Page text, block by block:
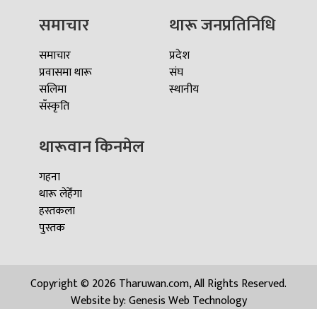
समाचार
समाचार
प्रवासमा थारू
सलिमा
सँस्कृति
थारू जनप्रतिनिधि
प्रदेश
संघ
स्थानीय
थारूवान किनमेल
गहना
थारू लेहेँगा
हस्तकला
पुस्तक
Copyright © 2026 Tharuwan.com, All Rights Reserved.
Website by:Genesis Web Technology